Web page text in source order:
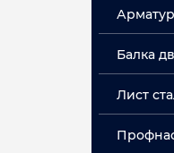
Балка
Лист